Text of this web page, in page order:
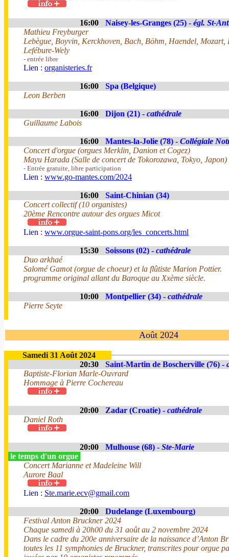
16:00 Naisey-les-Granges (25) - égl. St-
Mathieu Freyburger
Lebègue, Boyvin, Kerckhoven, Bach, Böhm, Haendel, Mozart,
Lefébure-Wely
- entrée libre
Lien : organisteries.fr
16:00
Spa (Belgique)
Leon Berben
16:00 Dijon (21) - cathédrale
Guillaume Labois
16:00 Mantes-la-Jolie (78) - Collégiale
Concert d'orgue (orgues Merklin, Danion et Cogez)
Mayu Harada (Salle de concert de Tokorozawa, Tokyo, Japon)
- Entrée gratuite, libre participation
Lien : www.go-mantes.com/2024
16:00
Saint-Chinian (34)
Concert collectif (10 organistes)
20ème Rencontre autour des orgues Micot
Lien : www.orgue-saint-pons.org/les_concerts.html
15:30 Soissons (02) - cathédrale
Duo arkhaé
Salomé Gamot (orgue de choeur) et la flûtiste Marion Pottier.
programme original allant du Baroque au Xxème siècle.
10:00 Montpellier (34) - cathédrale
Pierre Seyte
Août 2024
Samedi 31 Août 2024
20:30
Saint-Martin de Boscherville (76) -
Baptiste-Florian Marle-Ouvrard
Hommage à Pierre Cochereau
20:00 Zadar (Croatie) - cathédrale
Daniel Roth
20:00 Mulhouse (68) - Ste-Marie
le temps d'un orgue
Concert Marianne et Madeleine Will
Aurore Baal
Lien : Ste.marie.ecv@gmail.com
20:00
Dudelange (Luxembourg)
Festival Anton Bruckner 2024
Chaque samedi à 20h00 du 31 août au 2 novembre 2024
Dans le cadre du 200e anniversaire de la naissance d’Anton
toutes les 11 symphonies de Bruckner, transcrites pour orgue